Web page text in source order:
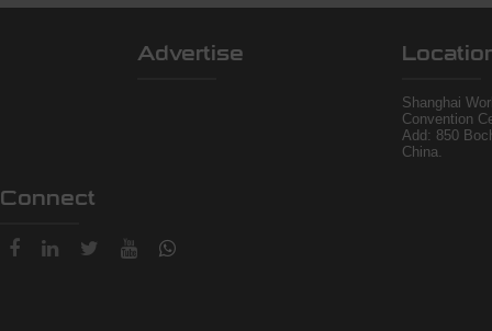
Advertise
Shanghai
Convention
Add: 850
China.
Connect